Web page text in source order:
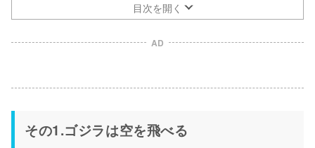
目次を開く
AD
その1.ゴジラは空を飛べる